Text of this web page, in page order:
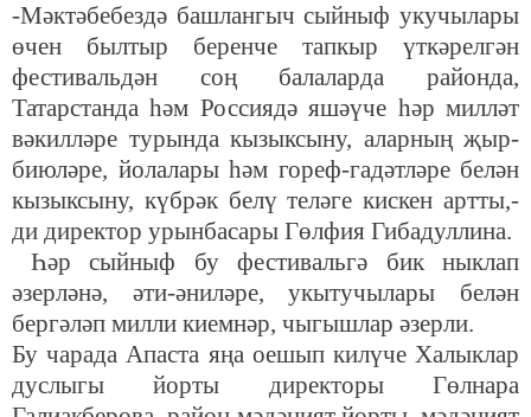
-Мәктәбебездә башлангыч сыйныф укучылары
өчен былтыр беренче тапкыр үткәрелгән
фестивальдән соң балаларда районда,
Татарстанда һәм Россиядә яшәүче һәр милләт
вәкилләре турында кызыксыну, аларның җыр-
биюләре, йолалары һәм гореф-гадәтләре белән
кызыксыну, күбрәк белү теләге кискен артты,-
ди директор урынбасары Гөлфия Гибадуллина.
Һәр сыйныф бу фестивальгә бик ныклап
әзерләнә, әти-әниләре, укытучылары белән
бергәләп милли киемнәр, чыгышлар әзерли.
Бу чарада Апаста яңа оешып килүче Халыклар
дуслыгы йорты директоры Гөлнара